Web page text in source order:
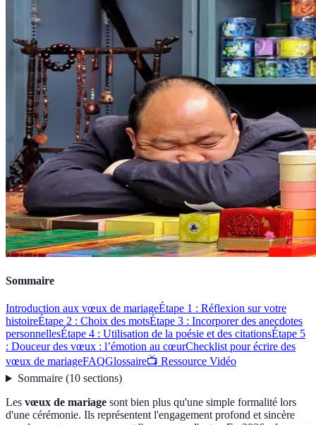
Sommaire
Introduction aux vœux de mariageÉtape 1 : Réflexion sur votre
histoireÉtape 2 : Choix des motsÉtape 3 : Incorporer des anecdotes
personnellesÉtape 4 : Utilisation de la poésie et des citationsÉtape 5
: Douceur des vœux : l’émotion au cœurChecklist pour écrire des
vœux de mariageFAQGlossaire📺 Ressource Vidéo
Sommaire(10 sections)
Les vœux de mariage sont bien plus qu'une simple formalité lors
d'une cérémonie. Ils représentent l'engagement profond et sincère